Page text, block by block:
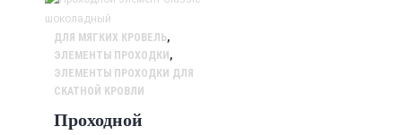
ДЛЯ МЯГКИХ КРОВЕЛЬ,
ЭЛЕМЕНТЫ ПРОХОДКИ ,
ЭЛЕМЕНТЫ ПРОХОДКИ ДЛЯ
СКАТНОЙ КРОВЛИ
Проходной